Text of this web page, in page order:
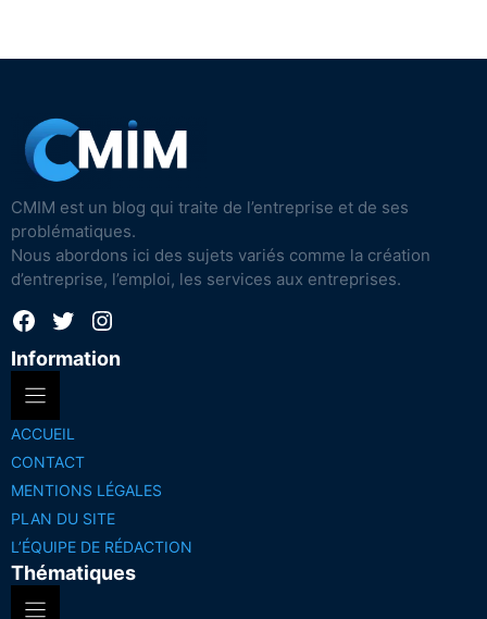
CMIM est un blog qui traite de l’entreprise et de ses
problématiques.
Nous abordons ici des sujets variés comme la création
d’entreprise, l’emploi, les services aux entreprises.
Facebook
TwitterInstagram
Information
ACCUEIL
CONTACT
MENTIONS LÉGALES
PLAN DU SITE
L’ÉQUIPE DE RÉDACTION
Thématiques